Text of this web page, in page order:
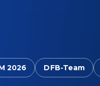
2026 DFB-Team